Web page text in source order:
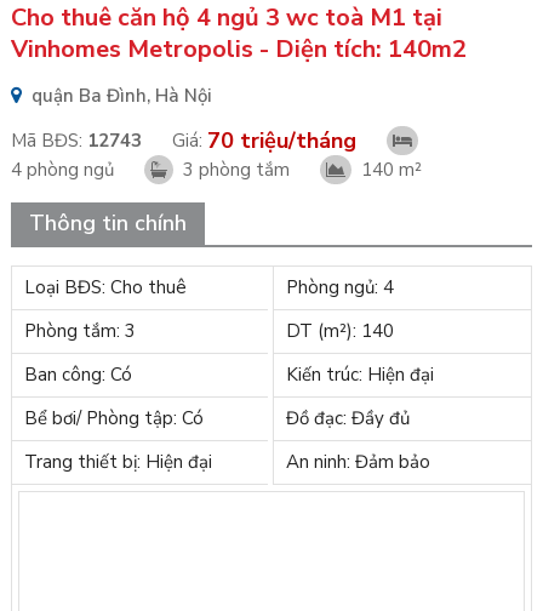
Cho thuê căn hộ 4 ngủ 3 wc toà M1 tại
Vinhomes Metropolis - Diện tích: 140m2
quận Ba Đình, Hà Nội
Mã BĐS: 12743 Giá: 70 triệu/tháng
4 phòng ngủ 3 phòng tắm 140 m²
Thông tin chính
Loại BĐS: Cho thuê
Phòng ngủ: 4
Phòng tắm: 3
DT (m²): 140
Ban công: Có
Kiến trúc: Hiện đại
Bể bơi/ Phòng tập: Có
Đồ đạc: Đầy đủ
Trang thiết bị: Hiện đại
An ninh: Đảm bảo